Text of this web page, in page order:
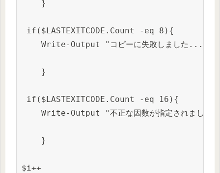
    }
if($LASTEXITCODE.Count -eq 8){
Write-Output "コピーに失敗しました...
    }
if($LASTEXITCODE.Count -eq 16){
Write-Output "不正な因数が指定されました
    }
$i++